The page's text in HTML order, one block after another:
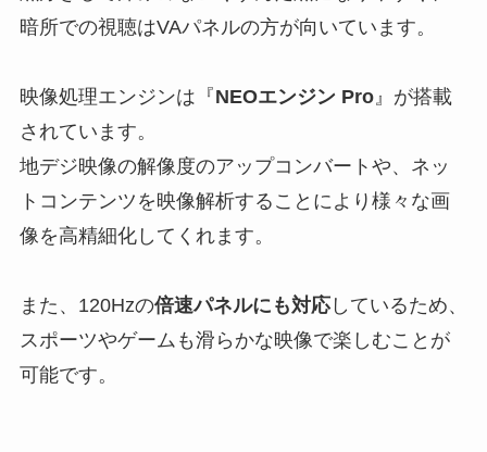
暗所での視聴はVAパネルの方が向いています。
映像処理エンジンは『NEOエンジン Pro』が搭載
されています。
地デジ映像の解像度のアップコンバートや、ネッ
トコンテンツを映像解析することにより様々な画
像を高精細化してくれます。
また、120Hzの倍速パネルにも対応しているため、
スポーツやゲームも滑らかな映像で楽しむことが
可能です。